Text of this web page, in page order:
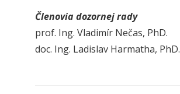
Členovia dozornej rady
prof. Ing. Vladimír Nečas, PhD.
doc. Ing. Ladislav Harmatha, PhD.